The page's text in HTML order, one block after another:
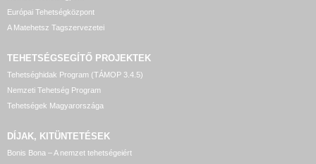
Európai Tehetségközpont
A Matehetsz Tagszervezetei
TEHETSÉGSEGÍTŐ PROJEKTEK
Tehetséghidak Program (TÁMOP 3.4.5)
Nemzeti Tehetség Program
Tehetségek Magyarországa
DÍJAK, KITÜNTETÉSEK
Bonis Bona – A nemzet tehetségeiért